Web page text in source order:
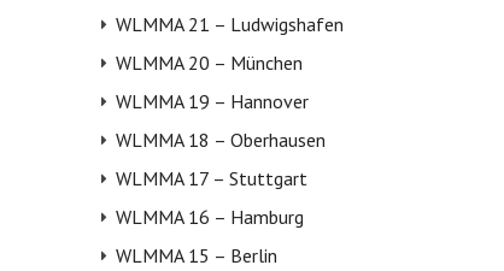
WLMMA 21 – Ludwigshafen
WLMMA 20 – München
WLMMA 19 – Hannover
WLMMA 18 – Oberhausen
WLMMA 17 – Stuttgart
WLMMA 16 – Hamburg
WLMMA 15 – Berlin